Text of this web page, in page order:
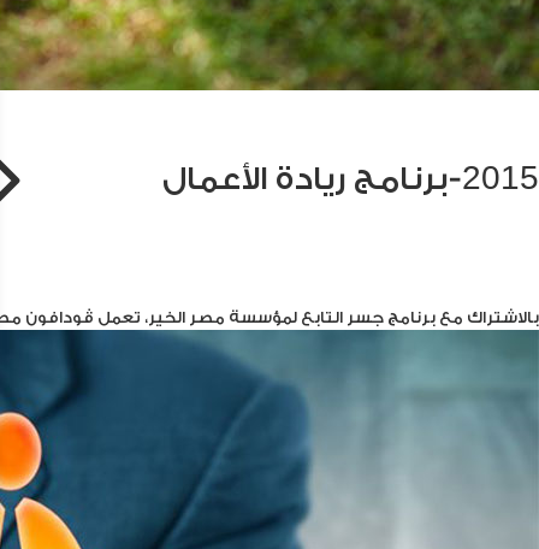
2015-برنامج ريادة الأعمال
بالاشتراك مع برنامج جسر التابع لمؤسسة مصر الخير، تعمل ڤودافون